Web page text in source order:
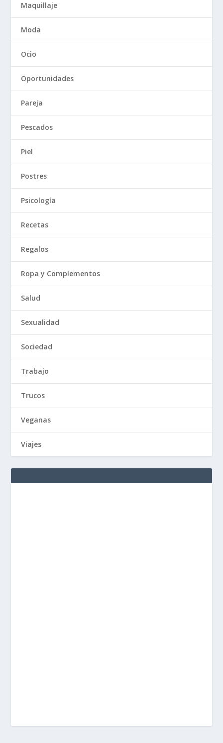
Maquillaje
Moda
Ocio
Oportunidades
Pareja
Pescados
Piel
Postres
Psicología
Recetas
Regalos
Ropa y Complementos
Salud
Sexualidad
Sociedad
Trabajo
Trucos
Veganas
Viajes